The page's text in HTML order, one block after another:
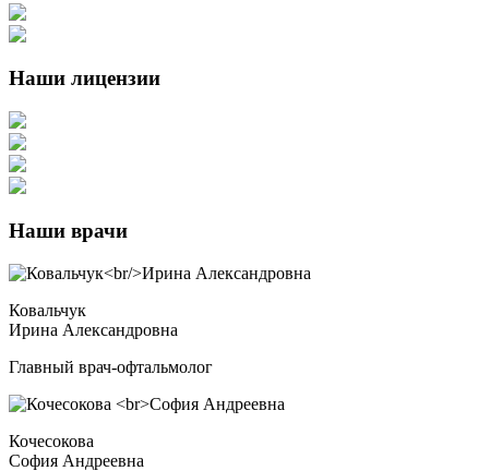
Наши лицензии
Наши врачи
Ковальчук
Ирина Александровна
Главный врач-офтальмолог
Кочесокова
София Андреевна